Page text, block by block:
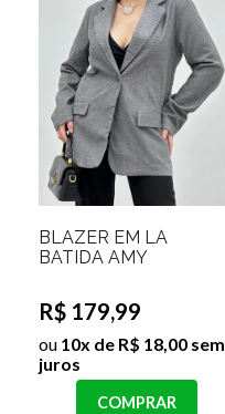
BLAZER EM LÃ
BATIDA AMY
R$ 179,99
ou 10x de R$ 18,00 sem
juros
COMPRAR